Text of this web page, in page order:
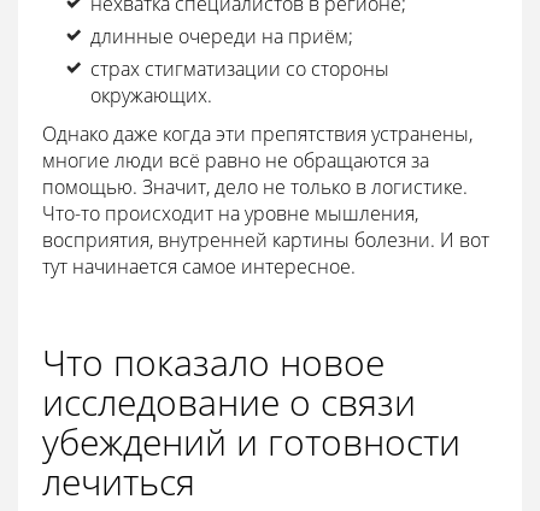
длинные очереди на приём;
страх стигматизации со стороны
окружающих.
Однако даже когда эти препятствия устранены,
многие люди всё равно не обращаются за
помощью. Значит, дело не только в логистике.
Что-то происходит на уровне мышления,
восприятия, внутренней картины болезни. И вот
тут начинается самое интересное.
Что показало новое
исследование о связи
убеждений и готовности
лечиться